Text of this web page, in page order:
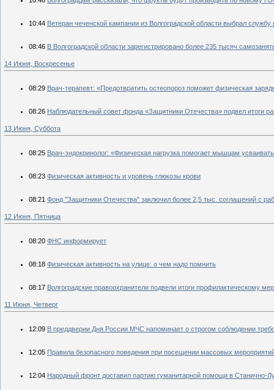
10:44 Ветеран чеченской кампании из Волгоградской области выбрал
08:46 В Волгоградской области зарегистрировано более 235 тысяч
14 Июня, Воскресенье
08:29 Врач-терапевт: «Предотвратить остеопороз поможет физическая
08:26 Наблюдательный совет фонда «Защитники Отечества» подвел итоги
13 Июня, Суббота
08:25 Врач-эндокринолог: «Физическая нагрузка помогает мышцам
08:23 Физическая активность и уровень глюкозы крови
08:21 Фонд "Защитники Отечества" заключил более 2,5 тыс. соглашений с
12 Июня, Пятница
08:20 ФНС информирует
08:18 Физическая активность на улице: о чем надо помнить
08:17 Волгоградские правоохранители подвели итоги профилактическому
11 Июня, Четверг
12:09 В преддверии Дня России МЧС напоминает о строгом соблюдении
12:05 Правила безопасного поведения при посещении массовых
12:04 Народный фронт доставил партию гуманитарной помощи в Станично-